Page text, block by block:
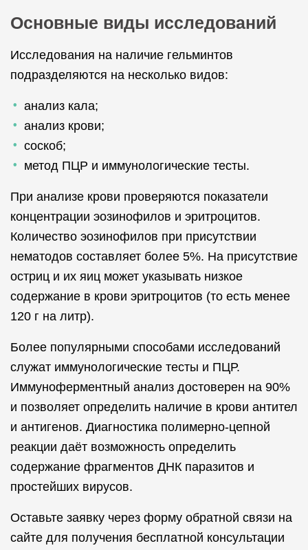
Основные виды исследований
Исследования на наличие гельминтов
подразделяются на несколько видов:
анализ кала;
анализ крови;
соскоб;
метод ПЦР и иммунологические тесты.
При анализе крови проверяются показатели
концентрации эозинофилов и эритроцитов.
Количество эозинофилов при присутствии
нематодов составляет более 5%. На присутствие
остриц и их яиц может указывать низкое
содержание в крови эритроцитов (то есть менее
120 г на литр).
Более популярными способами исследований
служат иммунологические тесты и ПЦР.
Иммуноферментный анализ достоверен на 90%
и позволяет определить наличие в крови антител
и антигенов. Диагностика полимерно-цепной
реакции даёт возможность определить
содержание фрагментов ДНК паразитов и
простейших вирусов.
Оставьте заявку через форму обратной связи на
сайте для получения бесплатной консультации